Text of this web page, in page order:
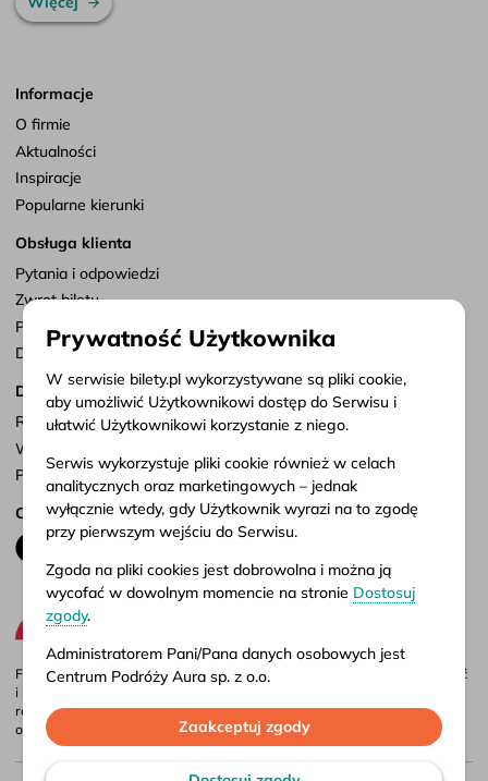
Informacje
O firmie
Aktualności
Inspiracje
Popularne kierunki
Obsługa klienta
Pytania i odpowiedzi
Zwrot biletu
Punkty sprzedaży
Dostosuj zgody
Dokumenty
Regulamin serwisu
Warunki przewozu
Polityka prywatności
Obserwuj nas
Firma Aura jest administratorem portalu bilety.pl, gdzie możesz porównać
i kupić bilety autokarowe krajowe i międzynarodowe online. Bilety są
również dostępne w naszych biurach stacjonarnych – adresy i godziny
otwarcia znajdziesz w
punktach sprzedaży.
Prywatność Użytkownika
W serwisie bilety.pl wykorzystywane są pliki cookie,
aby umożliwić Użytkownikowi dostęp do Serwisu i
ułatwić Użytkownikowi korzystanie z niego.
Serwis wykorzystuje pliki cookie również w celach
analitycznych oraz marketingowych – jednak
wyłącznie wtedy, gdy Użytkownik wyrazi na to zgodę
przy pierwszym wejściu do Serwisu.
Zgoda na pliki cookies jest dobrowolna i można ją
wycofać w dowolnym momencie na stronie Dostosuj
zgody.
Administratorem Pani/Pana danych osobowych jest
Centrum Podróży Aura sp. z o.o.
Więcej informacji o przetwarzaniu danych osobowych
oraz korzystaniu przez Serwis z plików cookies
Zaakceptuj zgody